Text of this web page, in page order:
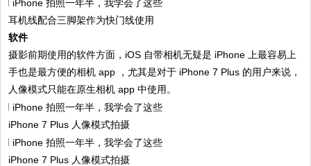
耳机线配合三脚架作为快门线使用
软件
摄影前期使用的软件方面，iOS 自带相机无疑是 iPhone 上最容易上
手也是最方便的相机 app ，尤其是对于 iPhone 7 Plus 的用户来说，
人像模式只能在原生相机 app 中使用。
iPhone 7 Plus 人像模式拍摄
iPhone 7 Plus 人像模式拍摄